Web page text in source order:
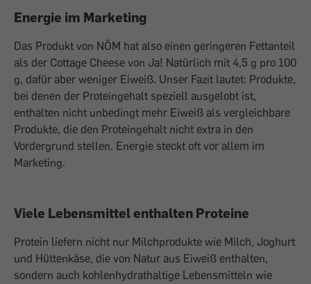
Energie im Marketing
Das Produkt von NÖM hat also einen geringeren Fettanteil
als der Cottage Cheese von Ja! Natürlich mit 4,5 g pro 100
g, dafür aber weniger Eiweiß. Unser Fazit lautet: Produkte,
bei denen der Proteingehalt speziell ausgelobt ist,
enthalten nicht unbedingt mehr Eiweiß als vergleichbare
Produkte, die den Proteingehalt nicht extra in den
Vordergrund stellen. Energie steckt oft vor allem im
Marketing.
Viele Lebensmittel enthalten Proteine
Protein liefern nicht nur Milchprodukte wie Milch, Joghurt
und Hüttenkäse, die von Natur aus Eiweiß enthalten,
sondern auch kohlenhydrathaltige Lebensmitteln wie